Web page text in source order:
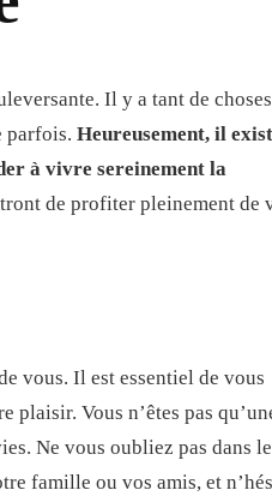
Il y a tant de
parfois. Heureusement, il
à vivre sereinement la
de profiter pleinement de
vous. Il est essentiel de vous
plaisir. Vous n’êtes pas
Ne vous oubliez pas dans le
famille ou vos amis, et